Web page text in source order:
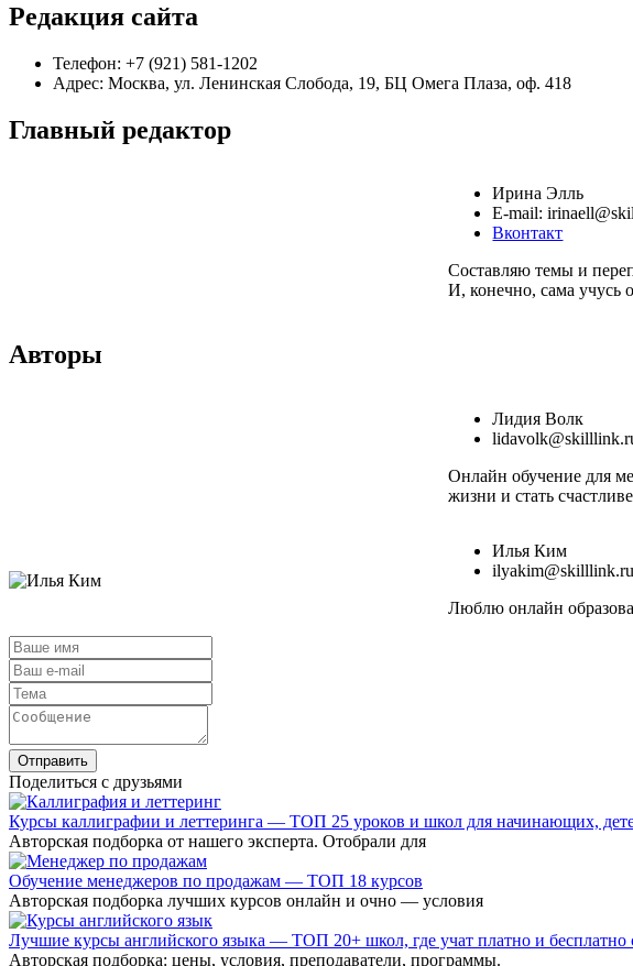
Редакция сайта
Телефон: +7 (921) 581-1202
Адрес: Москва, ул. Ленинская Слобода, 19, БЦ Омега Плаза, оф. 418
Главный редактор
Ирина Элль
E-mail:
Вконтакт
Составляю темы и
И, конечно, сама учусь
Авторы
Лидия Волк
Онлайн обучение для
жизни и стать
Илья Ким
ilyakim@skilllink.ru
Люблю онлайн
Отправить
Поделиться с друзьями
Курсы каллиграфии и леттеринга — ТОП 25 уроков и школ для начинающих,
Авторская подборка от нашего эксперта. Отобрали для
Обучение менеджеров по продажам — ТОП 18 курсов
Авторская подборка лучших курсов онлайн и очно — условия
Лучшие курсы английского языка — ТОП 20+ школ, где учат платно и бесплатно
Авторская подборка: цены, условия, преподаватели, программы.